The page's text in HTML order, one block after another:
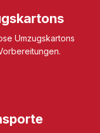
Umzugskartons